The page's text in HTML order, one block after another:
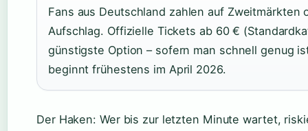
Fans aus Deutschland zahlen auf Zweitmärkten
Aufschlag. Offizielle Tickets ab 60 €
günstigste Option – sofern man schnell genug
beginnt frühestens im April 2026.
Der Haken: Wer bis zur letzten Minute wartet,